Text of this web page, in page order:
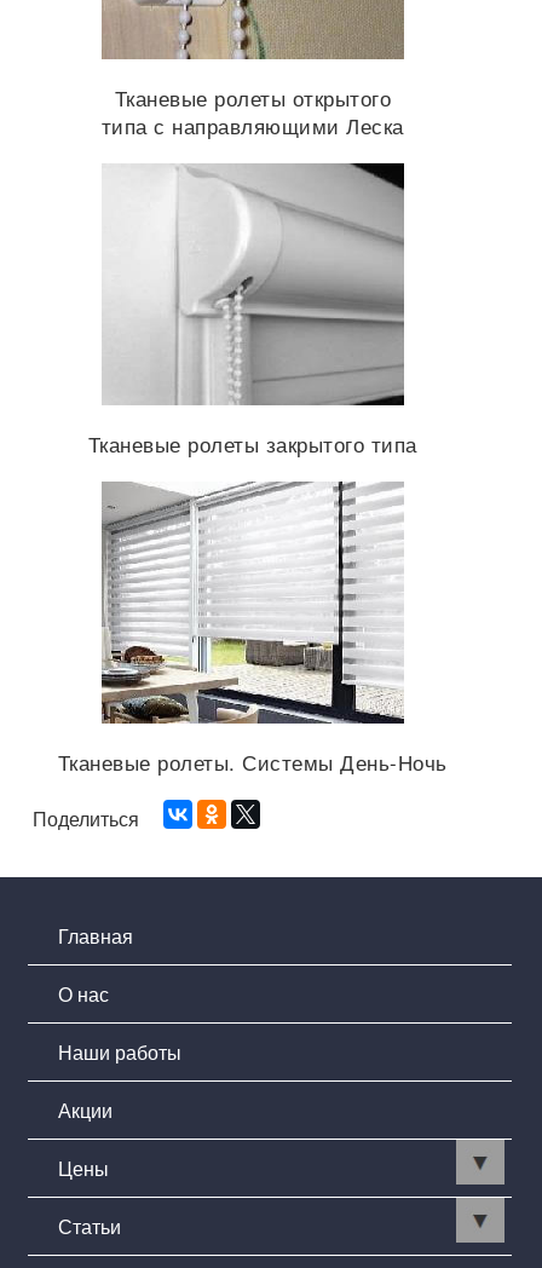
Тканевые ролеты открытого
типа с направляющими Леска
Тканевые ролеты закрытого типа
Тканевые ролеты. Системы День-Ночь
Поделиться
Главная
О нас
Наши работы
Акции
Цены
Статьи